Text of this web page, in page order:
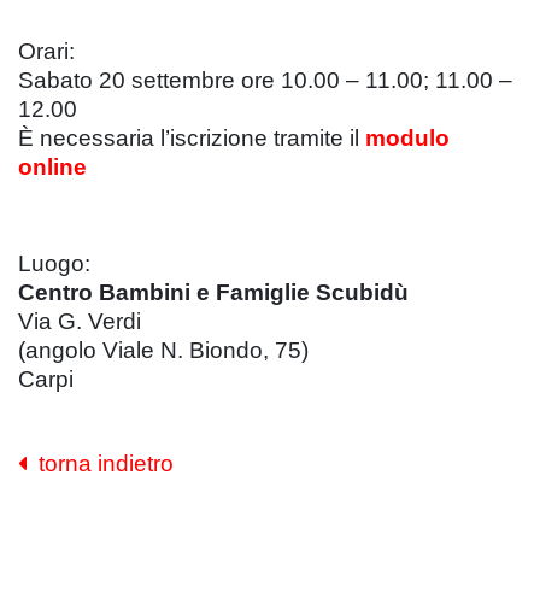
Orari:
Sabato 20 settembre ore 10.00 – 11.00; 11.00 –
12.00
È necessaria l’iscrizione tramite il modulo
online
Luogo:
Centro Bambini e Famiglie Scubidù
Via G. Verdi
(angolo Viale N. Biondo, 75)
Carpi
torna indietro